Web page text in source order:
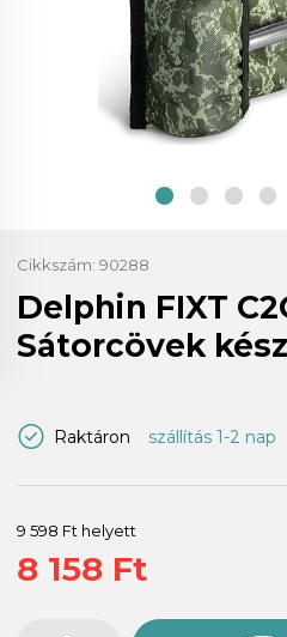
Cikkszám: 90288
Delphin FIXT
Sátorcövek
Raktáron szállítás 1-2 nap
9 598 Ft helyett
8 158 Ft